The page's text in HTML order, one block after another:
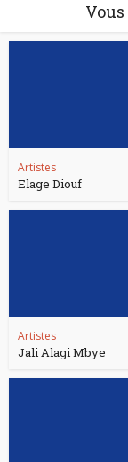
Artistes
Elage Diouf
Artistes
Jali Alagi Mbye